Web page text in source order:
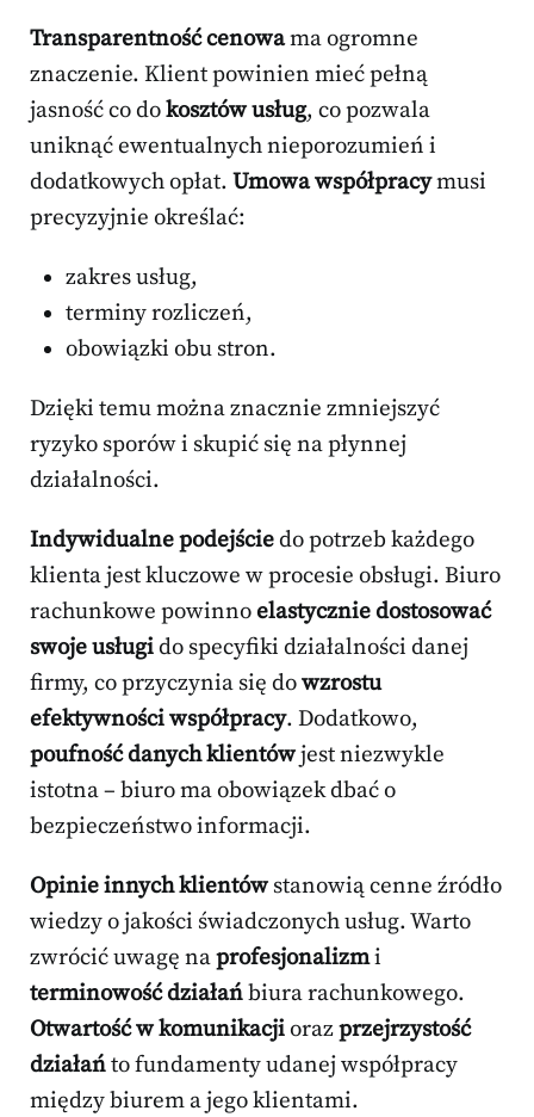
Transparentność cenowama ogromne
znaczenie. Klient powinien mieć pełną
jasność co dokosztów usług, co pozwala
uniknąć ewentualnych nieporozumień i
dodatkowych opłat. Umowa współpracymusi
precyzyjnie określać:
zakres usług,
terminy rozliczeń,
obowiązki obu stron.
Dzięki temu można znacznie zmniejszyć
ryzyko sporów i skupić się na płynnej
działalności.
Indywidualne podejściedo potrzeb każdego
klienta jest kluczowe w procesie obsługi. Biuro
rachunkowe powinnoelastycznie dostosować
swoje usługido specyfiki działalności danej
firmy, co przyczynia się dowzrostu
efektywności współpracy. Dodatkowo,
poufność danych klientówjest niezwykle
istotna – biuro ma obowiązek dbać o
bezpieczeństwo informacji.
Opinie innych klientów stanowią cenne źródło
wiedzy o jakości świadczonych usług. Warto
zwrócić uwagę naprofesjonalizmi
terminowość działańbiura rachunkowego.
Otwartość w komunikacjiorazprzejrzystość
działańto fundamenty udanej współpracy
między biurem a jego klientami.